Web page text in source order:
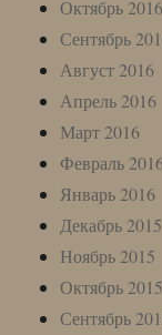
Октябрь 2016
Сентябрь
Август 2016
Апрель 2016
Март 2016
Февраль
Январь 2016
Декабрь 2015
Ноябрь 2015
Октябрь 2015
Сентябрь